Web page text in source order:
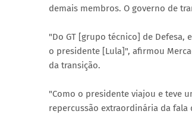
demais membros. O governo de
"Do GT [grupo técnico] de Defesa,
o presidente [Lula]", afirmou
da transição.
"Como o presidente viajou e teve
repercussão extraordinária da fala